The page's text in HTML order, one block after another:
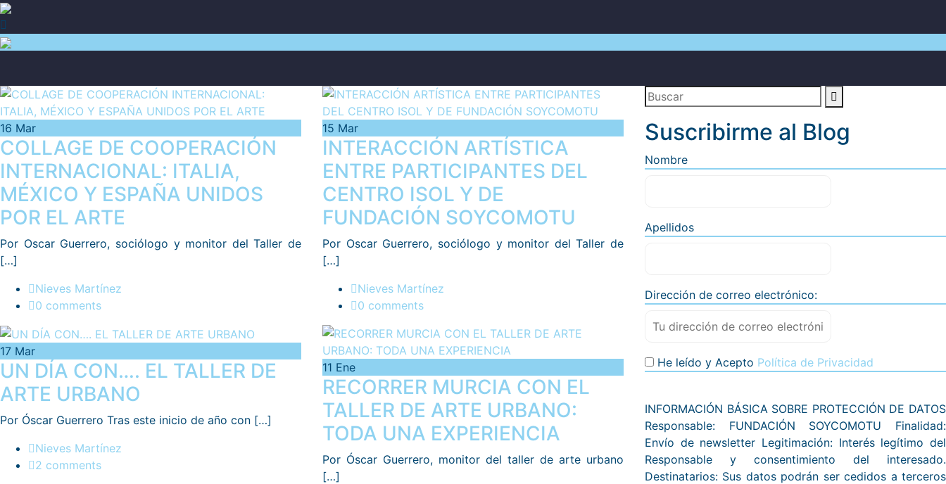
16 Mar
COLLAGE DE COOPERACIÓN
INTERNACIONAL: ITALIA,
MÉXICO Y ESPAÑA UNIDOS
POR EL ARTE
Por Oscar Guerrero, sociólogo y monitor del Taller de
[…]
Nieves Martínez
0 comments
15 Mar
INTERACCIÓN ARTÍSTICA
ENTRE PARTICIPANTES DEL
CENTRO ISOL Y DE
FUNDACIÓN SOYCOMOTU
Por Oscar Guerrero, sociólogo y monitor del Taller de
[…]
Nieves Martínez
0 comments
17 Mar
UN DÍA CON…. EL TALLER DE
ARTE URBANO
Por Óscar Guerrero Tras este inicio de año con […]
Nieves Martínez
2 comments
11 Ene
RECORRER MURCIA CON EL
TALLER DE ARTE URBANO:
TODA UNA EXPERIENCIA
Por Óscar Guerrero, monitor del taller de arte urbano
[…]
Suscribirme al Blog
Nombre
Apellidos
Dirección de correo electrónico:
He leído y Acepto Política de Privacidad
INFORMACIÓN BÁSICA SOBRE PROTECCIÓN DE DATOS
Responsable: FUNDACIÓN SOYCOMOTU Finalidad:
Envío de newsletter Legitimación: Interés legítimo del
Responsable y consentimiento del interesado.
Destinatarios: Sus datos podrán ser cedidos a terceros